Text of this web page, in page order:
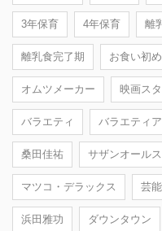
3年保育 4年保育 離
離乳食完了期 お食い初め
オムツメーカー 映画ス
バラエティ バラエティ
桑田佳祐 サザンオール
マツコ・デラックス 芸
浜田雅功 ダウンタウン